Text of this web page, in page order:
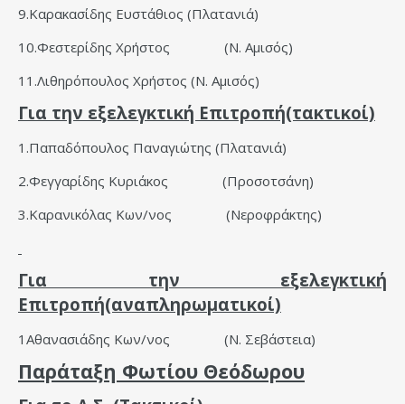
9.Καρακασίδης Ευστάθιος (Πλατανιά)
10.Φεστερίδης Χρήστος (Ν. Αμισός)
11.Λιθηρόπουλος Χρήστος (Ν. Αμισός)
Για την εξελεγκτική Επιτροπή(τακτικοί)
1.Παπαδόπουλος Παναγιώτης (Πλατανιά)
2.Φεγγαρίδης Κυριάκος (Προσοτσάνη)
3.Καρανικόλας Κων/νος (Νεροφράκτης)
Για την εξελεγκτική
Επιτροπή(αναπληρωματικοί)
1Αθανασιάδης Κων/νος (Ν. Σεβάστεια)
Παράταξη Φωτίου Θεόδωρου